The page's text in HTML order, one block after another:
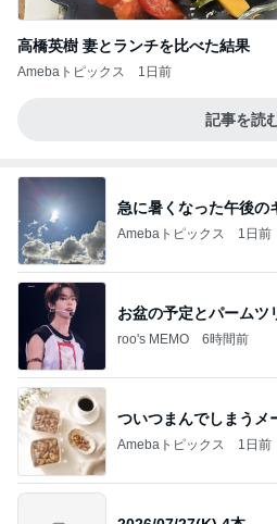
高橋英樹 妻とランチを比べた結果
Amebaトピックス 1日前
記事を読
急に暑くなった午後の
Amebaトピックス 1日前
お盆の予定とパームツ
roo's MEMO 6時間前
ついつまんでしまうメ
Amebaトピックス 1日前